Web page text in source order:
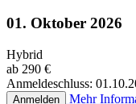
01. Oktober 2026
Hybrid
ab 290 €
Anmeldeschluss:
Anmelden Mehr